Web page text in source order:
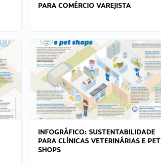
PARA COMÉRCIO VAREJISTA
INFOGRÁFICO: SUSTENTABILIDADE
PARA CLÍNICAS VETERINÁRIAS E PET
SHOPS